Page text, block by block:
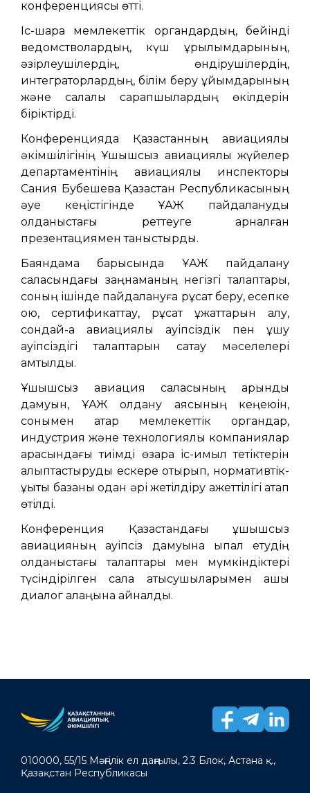
конференциясы өтті.
Іс-шара мемлекеттік органдардың, бейінді
ведомстволардың, күш құрылымдарының,
әзірлеушілердің, өндірушілердің,
интеграторлардың, білім беру ұйымдарының
және салалық сарапшылардың өкілдерін
біріктірді.
Конференцияда Қазақстанның авиациялық
әкімшілігінің Ұшқышсыз авиациялық жүйелер
департаментінің авиациялық инспекторы
Сания Бубешева Қазақстан Республикасының
әуе кеңістігінде ҰАЖ пайдалануды
қолданыстағы реттеуге арналған
презентациямен таныстырды.
Баяндама барысында ҰАЖ пайдалану
саласындағы заңнаманың негізгі талаптары,
соның ішінде пайдалануға рұқсат беру, есепке
қою, сертификаттау, рұқсат құжаттарын алу,
сондай-ақ авиациялық қауіпсіздік пен ұшу
қауіпсіздігі талаптарын сақтау мәселелері
қамтылды.
Ұшқышсыз авиация саласының қарқынды
дамуын, ҰАЖ қолдану аясының кеңеюін,
сонымен қатар мемлекеттік органдар,
индустрия және технологиялық компаниялар
арасындағы тиімді өзара іс-қимыл тетіктерін
қалыптастыруды ескере отырып, нормативтік-
құқықтық базаны одан әрі жетілдіру қажеттілігі атап
өтілді.
Конференция Қазақстандағы ұшқышсыз
авиацияның қауіпсіз дамуына ықпал етудің
қолданыстағы талаптары мен мүмкіндіктері
түсіндірілген сала қатысушыларымен ашық
диалог алаңына айналды.
010000, 55/15 Мәңгілік ел даңғылы, 2.3 Блок, Астана қ.,
Қазақстан Республикасы